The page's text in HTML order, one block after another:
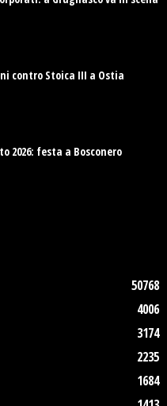
contro Stoica III a Ostia
2026: festa a Bosconero
50768
4006
3174
2235
1684